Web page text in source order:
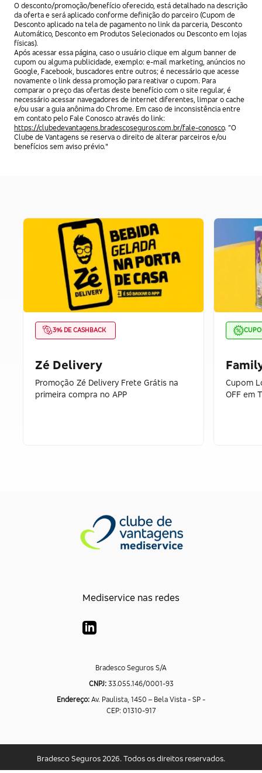
O desconto/promoção/benefício oferecido, está detalhado na descrição
da oferta e será aplicado conforme definição do parceiro (Cupom de
Desconto aplicado na tela de pagamento no link da parceria, Desconto
Automático, Desconto em Produtos Selecionados ou Desconto em lojas
físicas).
Após acessar essa página, caso o usuário clique em algum banner de
cupom ou alguma publicidade, exemplo: e-mail marketing, anúncios no
Google, Facebook, buscadores entre outros; é necessário que acesse
novamente o link dessa promoção para reativar o cupom. Para
comparar o preço das ofertas deste benefício com o site regular, é
necessário acessar navegadores de internet diferentes, limpar o cache
e/ou usar a guia anônima do Chrome. Em caso de inconsistência entre
em contato pelo Fale Conosco através do link:
https://clubedevantagens.bradescoseguros.com.br/fale-conosco. “O
Clube de Vantagens se reserva o direito de alterar parceiros e/ou
benefícios sem aviso prévio."
3% DE CASHBACK
Zé Delivery
Promoção Zé Delivery Frete Grátis na
primeira compra no APP
Cupom
OFF em
Mediservice nas redes
Bradesco Seguros S/A
CNPJ:33.055.146/0001-93
Endereço: Av. Paulista, 1450 – Bela Vista - SP -
CEP: 01310-917
Bradesco Seguros 2026. Todos os direitos reservados.